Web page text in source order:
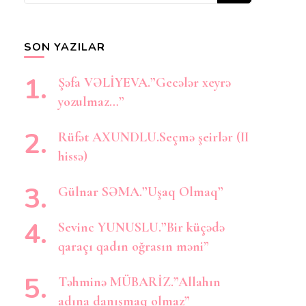
SON YAZILAR
Şəfa VƏLİYEVA.”Gecələr xeyrə
yozulmaz…”
Rüfət AXUNDLU.Seçmə şeirlər (II
hissə)
Gülnar SƏMA.”Uşaq Olmaq”
Sevinc YUNUSLU.”Bir küçədə
qaraçı qadın oğrasın məni”
Təhminə MÜBARİZ.”Allahın
adına danışmaq olmaz”